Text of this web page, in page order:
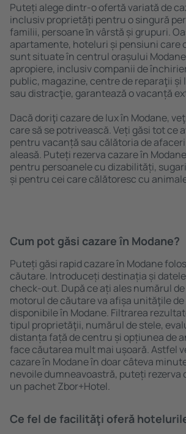
Puteți alege dintr-o ofertă variată de
inclusiv proprietăți pentru o singură
familii, persoane ȋn vârstă și grupuri.
apartamente, hoteluri și pensiuni care
sunt situate în centrul orașului
apropiere, inclusiv companii de
public, magazine, centre de reparaţii și
sau distracţie, garantează o vacanță
Dacă doriţi cazare de lux în Modane,
care să se potrivească. Veți găsi tot ce
pentru vacanță sau călătoria de
aleasă. Puteți rezerva cazare în
pentru persoanele cu dizabilități,
și pentru cei care călătoresc cu
Cum pot găsi cazare în Modane?
Puteți găsi rapid cazare în Modane
căutare. Introduceți destinația și
check-out. După ce ați ales numărul
motorul de căutare va afișa unităţile
disponibile în Modane. Filtrarea
tipul proprietăţii, numărul de stele,
distanța față de centru și opțiunea de
face căutarea mult mai ușoară. Astfel
cazare în Modane în doar câteva
nevoile dumneavoastră, puteți rezerva
un pachet Zbor+Hotel.
Ce fel de facilităţi oferă